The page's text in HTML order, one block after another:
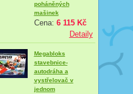
poháněných
mašinek
Cena: 6 115 Kč
Detaily
Megabloks
stavebnice-
autodráha a
vystřelovač v
jednom